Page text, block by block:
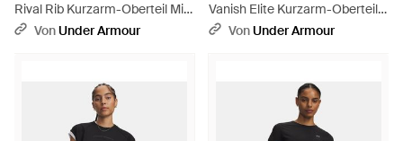
Rival Rib Kurzarm-Oberteil Mit
Stehkragen Für Damen Wind
VonUnder Armour
Vanish Elite Kurzarm-Oberteil
Für Damen Wind Metallisch
VonUnder Armour